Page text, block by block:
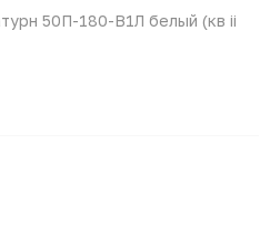
50П-180-В1Л белый (кв ii